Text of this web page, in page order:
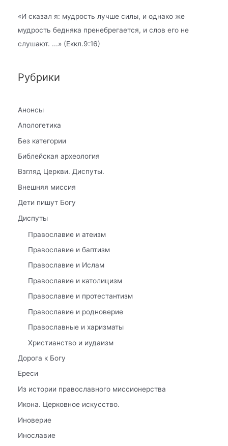
«И сказал я: мудрость лучше силы, и однако же
мудрость бедняка пренебрегается, и слов его не
слушают. ...» (Еккл.9:16)
Рубрики
Анонсы
Апологетика
Без категории
Библейская археология
Взгляд Церкви. Диспуты.
Внешняя миссия
Дети пишут Богу
Диспуты
Православие и атеизм
Православие и баптизм
Православие и Ислам
Православие и католицизм
Православие и протестантизм
Православие и родноверие
Православные и харизматы
Христианство и иудаизм
Дорога к Богу
Ереси
Из истории православного миссионерства
Икона. Церковное искусство.
Иноверие
Инославие